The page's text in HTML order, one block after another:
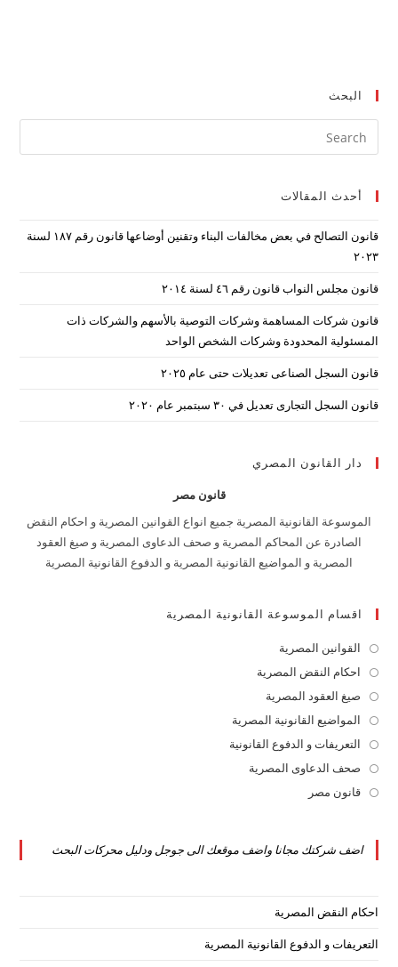
البحث
أحدث المقالات
قانون التصالح في بعض مخالفات البناء وتقنين أوضاعها قانون رقم ۱۸۷ لسنة
۲۰۲۳
قانون مجلس النواب قانون رقم ٤٦ لسنة ٢٠١٤
قانون شركات المساهمة وشركات التوصية بالأسهم والشركات ذات
المسئولية المحدودة وشركات الشخص الواحد
قانون السجل الصناعى تعديلات حتى عام ٢٠٢٥
قانون السجل التجارى تعديل في ٣٠ سبتمبر عام ٢٠٢٠
دار القانون المصري
قانون مصر
الموسوعة القانونية المصرية جميع انواع القوانين المصرية و احكام النقض
الصادرة عن المحاكم المصرية و صحف الدعاوى المصرية و صيغ العقود
المصرية و المواضيع القانونية المصرية و الدفوع القانونية المصرية
اقسام الموسوعة القانونية المصرية
القوانين المصرية
in
a
new
tab
احكام النقض المصرية
a
new
صيغ العقود المصرية
in
a
new
المواضيع القانونية المصرية
inالتعريفات و الدفوع القانونية
صحف الدعاوى المصرية
tab
قانون مصر
new
اضف شركتك مجانا واضف موقعك الى جوجل ودليل محركات البحث
احكام النقض المصرية
التعريفات و الدفوع القانونية المصرية